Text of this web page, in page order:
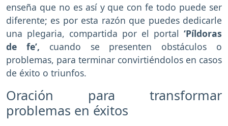
enseña que no es así y que con fe todo puede ser
diferente; es por esta razón que puedes dedicarle
una plegaria, compartida por el portal ‘Píldoras
de fe’, cuando se presenten obstáculos o
problemas, para terminar convirtiéndolos en casos
de éxito o triunfos.
Oración para transformar
problemas en éxitos